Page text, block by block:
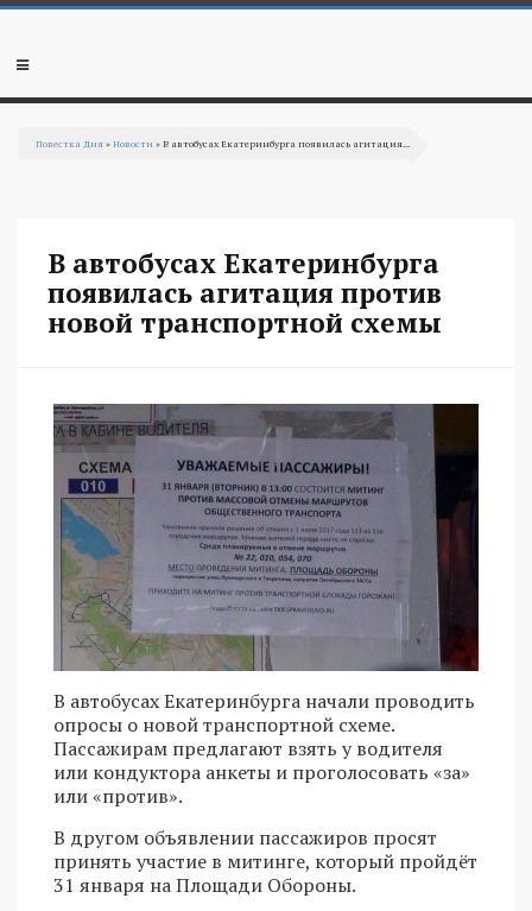
Перейти к основному содержанию
Мобильное
Повестка Дня »Новости » В автобусах Екатеринбурга появилась агитация...
В автобусах Екатеринбурга
появилась агитация против
новой транспортной схемы
В автобусах Екатеринбурга начали проводить
опросы о новой транспортной схеме.
Пассажирам предлагают взять у водителя
или кондуктора анкеты и проголосовать «за»
или «против».
В другом объявлении пассажиров просят
принять участие в митинге, который пройдёт
31 января на Площади Обороны.